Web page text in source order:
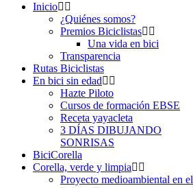
Inicio
¿Quiénes somos?
Premios Biciclistas
Una vida en bici
Transparencia
Rutas Biciclistas
En bici sin edad
Hazte Piloto
Cursos de formación EBSE
Receta yayacleta
3 DÍAS DIBUJANDO
SONRISAS
BiciCorella
Corella, verde y limpia
Proyecto medioambiental en el